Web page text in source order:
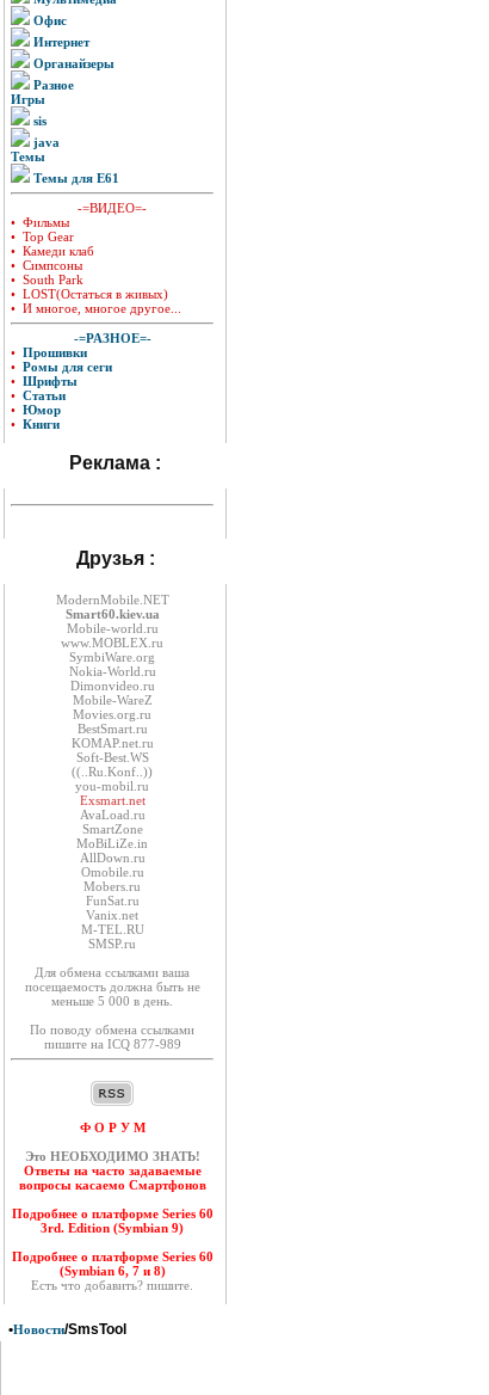
Офис
Интернет
Органайзеры
Разное
Игры
sis
java
Темы
Темы для E61
-=ВИДЕО=-
• Фильмы
• Top Gear
• Камеди клаб
• Симпсоны
• South Park
• LOST(Остаться в живых)
• И многое, многое другое...
-=РАЗНОЕ=-
• Прошивки
• Ромы для сеги
• Шрифты
• Статьи
• Юмор
• Книги
Реклама :
Друзья :
ModernMobile.NET
Smart60.kiev.ua
Mobile-world.ru
www.MOBLEX.ru
SymbiWare.org
Nokia-World.ru
Dimonvideo.ru
Mobile-WareZ
Movies.org.ru
BestSmart.ru
KOMAP.net.ru
Soft-Best.WS
((..Ru.Konf..))
you-mobil.ru
Exsmart.net
AvaLoad.ru
SmartZone
MoBiLiZe.in
AllDown.ru
Оmobile.ru
Mobers.ru
FunSat.ru
Vanix.net
M-TEL.RU
SMSP.ru
Для обмена ссылками ваша
посещаемость должна быть не
меньше 5 000 в день.
По поводу обмена ссылками
пишите на ICQ 877-989
Ф О Р У М
Это НЕОБХОДИМО ЗНАТЬ!
Ответы на часто задаваемые
вопросы касаемо Смартфонов
Подробнее о платформе Series 60
3rd. Edition (Symbian 9)
Подробнее о платформе Series 60
(Symbian 6, 7 и 8)
Есть что добавить? пишите.
•Новости/SmsTool